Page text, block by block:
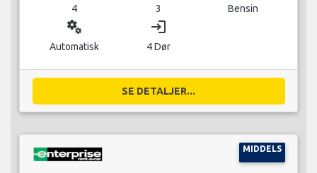
4 3 Bensin
miscellaneous_services
Automatisk
login
4 Dør
SE DETALJER...
MIDDELS